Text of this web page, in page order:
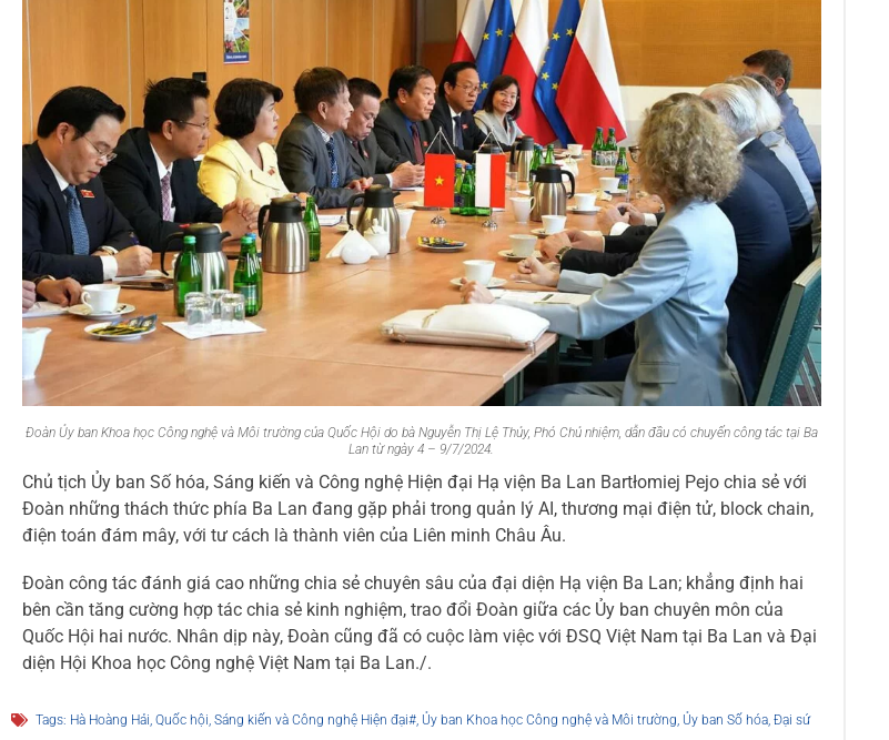
Đoàn Ủy ban Khoa học Công nghệ và Môi trường của Quốc Hội do bà Nguyễn Thị Lệ Thủy, Phó Chủ nhiệm, dẫn đầu có chuyến công tác tại Ba
Lan từ ngày 4 – 9/7/2024.
Chủ tịch Ủy ban Số hóa, Sáng kiến và Công nghệ Hiện đại Hạ viện Ba Lan Bartłomiej Pejo chia sẻ với
Đoàn những thách thức phía Ba Lan đang gặp phải trong quản lý AI, thương mại điện tử, block chain,
điện toán đám mây, với tư cách là thành viên của Liên minh Châu Âu.
Đoàn công tác đánh giá cao những chia sẻ chuyên sâu của đại diện Hạ viện Ba Lan; khẳng định hai
bên cần tăng cường hợp tác chia sẻ kinh nghiệm, trao đổi Đoàn giữa các Ủy ban chuyên môn của
Quốc Hội hai nước. Nhân dịp này, Đoàn cũng đã có cuộc làm việc với ĐSQ Việt Nam tại Ba Lan và Đại
diện Hội Khoa học Công nghệ Việt Nam tại Ba Lan./.
Tags: Hà Hoàng Hải Quốc hội Sáng kiến và Công nghệ Hiện đại# Ủy ban Khoa học Công nghệ và Môi trường Ủy ban Số hóa Đại sứ